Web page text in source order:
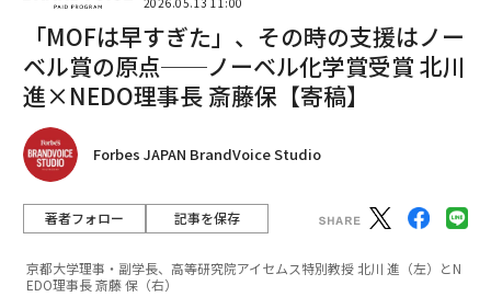
「MOFは早すぎた」、その時の支援はノー
ベル賞の原点──ノーベル化学賞受賞 北川
進×NEDO理事長 斎藤保【寄稿】
Forbes JAPAN BrandVoice Studio
著者フォロー 記事を保存
京都大学理事・副学長、高等研究院アイセムス特別教授 北川 進（左）とN
EDO理事長 斎藤 保（右）